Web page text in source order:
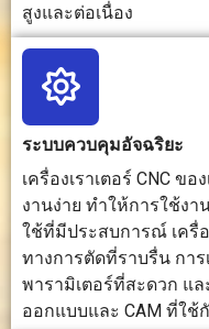
ใช้ใน
พื้นผิว
ช่วยใ
ขอบที่
และพื้
แกะส
เรียบเ
ด้วยเครื่
และกา
สูงและต่อเนื่อง
ระบบควบคุมอัจฉริยะ
เครื่องเราเตอร์ CNC
งานง่าย ทำให้การใช้ง
ใช้ที่มีประสบการณ์ เครื่
ทางการตัดที่ราบรื่น กา
พารามิเตอร์ที่สะดวก แ
ออกแบบและ CAM ที่ใช้